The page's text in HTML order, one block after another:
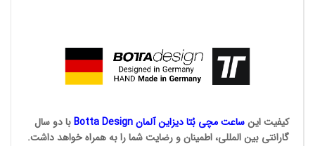
کیفیت اینساعت مچی بُتادیزاین آلمانBotta Designبا دو سال
گارانتی بین المللی، اطمینان و رضایت شما را به همراه خواهد داشت.